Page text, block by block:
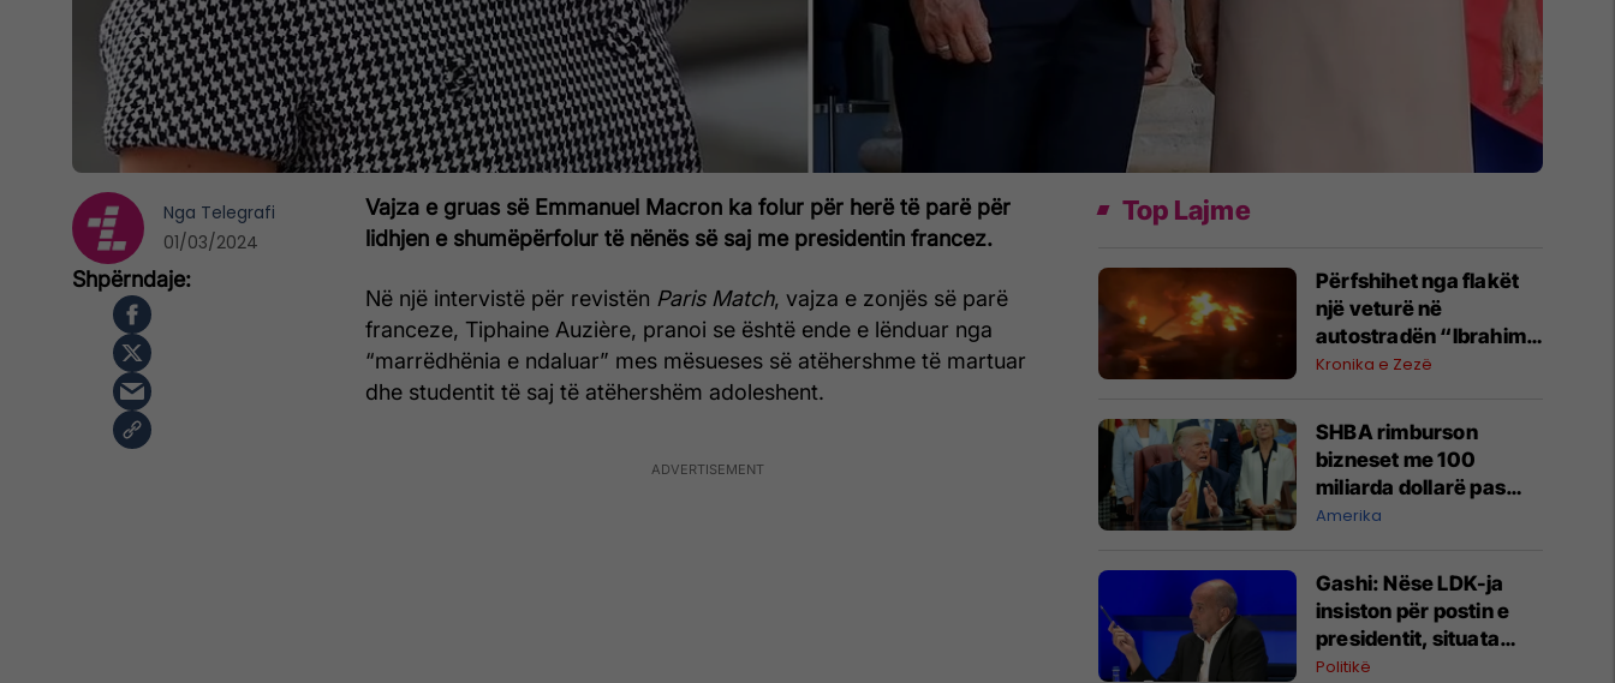
Vajza e gruas së Emmanuel Macron ka folur për herë të parë për
lidhjen e shumëpërfolur të nënës së saj me presidentin francez.
Në një intervistë për revistën Paris Match, vajza e zonjës së parë
franceze, Tiphaine Auzière, pranoi se është ende e lënduar nga
“marrëdhënia e ndaluar” mes mësueses së atëhershme të martuar
dhe studentit të saj të atëhershëm adoleshent.
Nga Telegrafi
01/03/2024
Top Lajme
Përfshihet nga flakët
një veturë në
autostradën “Ibrahim
Rugova”
Kronika e Zezë
SHBA rimburson
bizneset me 100
miliarda dollarë pas
anulimit të tarifave të
Amerika
Gashi: Nëse LDK-ja
insiston për postin e
presidentit, situata
komplikohet - pres që
Politikë